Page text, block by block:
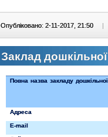
Опубліковано: 2-11-2017, 21:50 |
Заклад
Повна назва закладу
Адреса
E-mail